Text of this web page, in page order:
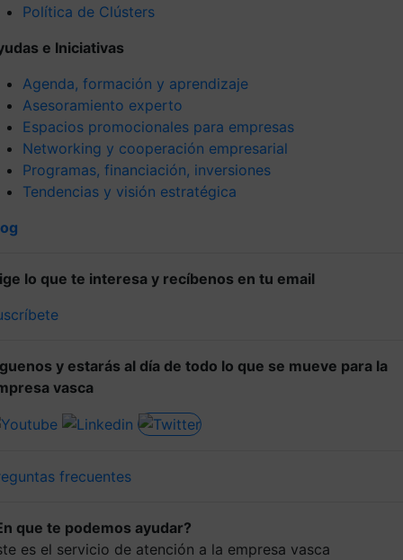
Política de Clústers
e Iniciativas
Agenda, formación y aprendizaje
Asesoramiento experto
Espacios promocionales para empresas
Networking y cooperación empresarial
Programas, financiación, inversiones
Tendencias y visión estratégica
lo que te interesa y recíbenos en tu email
y estarás al día de todo lo que se mueve para la
vasca
frecuentes
que te podemos ayudar?
es el servicio de atención a la empresa vasca